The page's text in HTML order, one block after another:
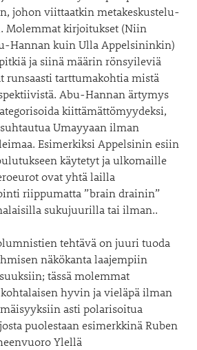
johon viittaatkin metakeskustelu-
Molemmat kirjoitukset (Niin
Hannan kuin Ulla Appelsininkin)
ja siinä määrin rönsyileviä
runsaasti tarttumakohtia mistä
Abu-Hannan ärtymys
kiittämättömyydeksi,
Umayyaan ilman
Esimerkiksi Appelsinin esiin
käytetyt ja ulkomaille
ovat yhtä lailla
riippumatta ”brain drainin”
sukujuurilla tai ilman..
tehtävä on juuri tuoda
näkökanta laajempiin
tässä molemmat
hyvin ja vieläpä ilman
asti polarisoitua
puolestaan esimerkkinä Ruben
Ylellä